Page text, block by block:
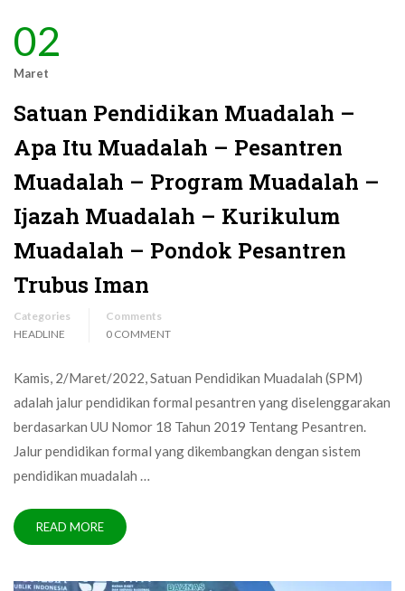
02
Maret
Satuan Pendidikan Muadalah –
Apa Itu Muadalah – Pesantren
Muadalah – Program Muadalah –
Ijazah Muadalah – Kurikulum
Muadalah – Pondok Pesantren
Trubus Iman
Categories
HEADLINE
Comments
0 COMMENT
Kamis, 2/Maret/2022, Satuan Pendidikan Muadalah (SPM)
adalah jalur pendidikan formal pesantren yang diselenggarakan
berdasarkan UU Nomor 18 Tahun 2019 Tentang Pesantren.
Jalur pendidikan formal yang dikembangkan dengan sistem
pendidikan muadalah …
READ MORE